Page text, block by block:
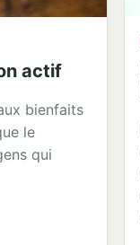
actif
bienfaits
le
qui